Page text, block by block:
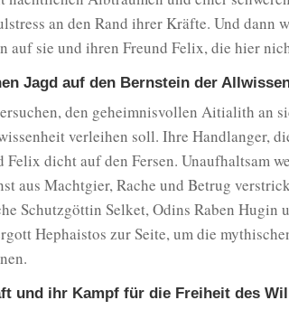
an den Rand ihrer Kräfte. Und dann
auf sie und ihren Freund Felix, die hier
Jagd auf den Bernstein der
den geheimnisvollen Aitialith an
verleihen soll. Ihre Handlanger,
dicht auf den Fersen. Unaufhaltsam
aus Machtgier, Rache und Betrug
Schutzgöttin Selket, Odins Raben Hugin
Hephaistos zur Seite, um die
und ihr Kampf für die Freiheit des